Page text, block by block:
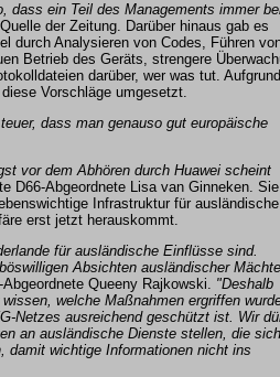
dass ein Teil des Managements immer
der Zeitung. Darüber hinaus gab es
durch Analysieren von Codes, Führen
Betrieb des Geräts, strengere
darüber, wer was tut.
Vorschläge umgesetzt.
dass man genauso gut europäische
vor dem Abhören durch Huawei scheint
D66-Abgeordnete Lisa van Ginneken. Sie
Infrastruktur für ausländische
erst jetzt herauskommt.
für ausländische Einflüsse sind.
Absichten ausländischer Mächte
Queeny Rajkowski. "Deshalb
welche Maßnahmen ergriffen
Netzes ausreichend geschützt ist. Wir
an ausländische Dienste stellen, die
damit wichtige Informationen nicht ins